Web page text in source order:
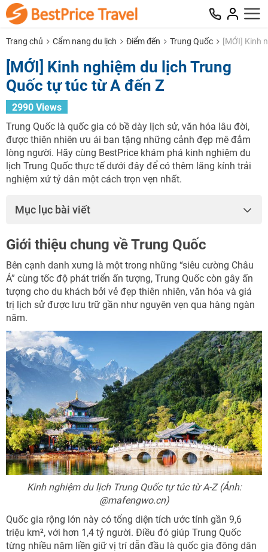
Trang chủ Cẩm nang du lịch Điểm đến Trung Quốc [MỚI] Kinh
[MỚI] Kinh nghiệm du lịch Trung
Quốc tự túc từ A đến Z
2990 Views
Trung Quốc là quốc gia có bề dày lịch sử, văn hóa lâu đời,
được thiên nhiên ưu ái ban tặng những cảnh đẹp mê đắm
lòng người. Hãy cùng BestPrice khám phá kinh nghiệm du
lịch Trung Quốc thực tế dưới đây để có thêm lăng kính trải
nghiệm xứ tỷ dân một cách trọn vẹn nhất.
Mục lục bài viết
Giới thiệu chung về Trung Quốc
Bên cạnh danh xưng là một trong những “siêu cường Châu
Á” cùng tốc độ phát triển ấn tượng, Trung Quốc còn gây ấn
tượng cho du khách bởi vẻ đẹp thiên nhiên, văn hóa và giá
trị lịch sử được lưu trữ gần như nguyên vẹn qua hàng ngàn
năm.
Kinh nghiệm du lịch Trung Quốc tự túc từ A-Z (Ảnh:
@mafengwo.cn)
Quốc gia rộng lớn này có tổng diện tích ước tính gần 9,6
triệu km², với hơn 1,4 tỷ người. Điều đó giúp Trung Quốc
từng nhiều năm liền giữ vị trí dẫn đầu là quốc gia đông dân